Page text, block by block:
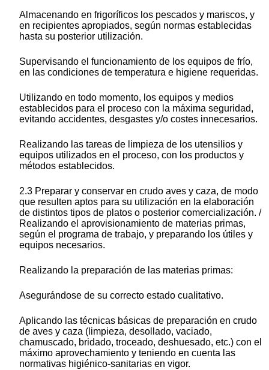
Almacenando en frigoríficos los pescados y mariscos, y
en recipientes apropiados, según normas establecidas
hasta su posterior utilización.
Supervisando el funcionamiento de los equipos de frío,
en las condiciones de temperatura e higiene requeridas.
Utilizando en todo momento, los equipos y medios
establecidos para el proceso con la máxima seguridad,
evitando accidentes, desgastes y/o costes innecesarios.
Realizando las tareas de limpieza de los utensilios y
equipos utilizados en el proceso, con los productos y
métodos establecidos.
2.3 Preparar y conservar en crudo aves y caza, de modo
que resulten aptos para su utilización en la elaboración
de distintos tipos de platos o posterior comercialización. /
Realizando el aprovisionamiento de materias primas,
según el programa de trabajo, y preparando los útiles y
equipos necesarios.
Realizando la preparación de las materias primas:
Asegurándose de su correcto estado cualitativo.
Aplicando las técnicas básicas de preparación en crudo
de aves y caza (limpieza, desollado, vaciado,
chamuscado, bridado, troceado, deshuesado, etc.) con el
máximo aprovechamiento y teniendo en cuenta las
normativas higiénico-sanitarias en vigor.